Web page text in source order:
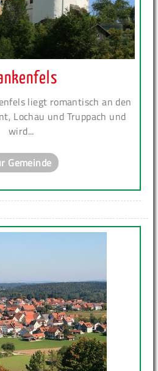
liegt romantisch an den
Lochau und Truppach und
wird...
Gemeinde